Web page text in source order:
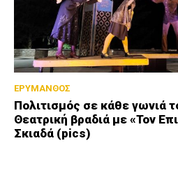
ΕΡΥΜΑΝΘΟΣ
Πολιτισμός σε κάθε γωνιά
Θεατρική βραδιά με «Τον
Σκιαδά (pics)